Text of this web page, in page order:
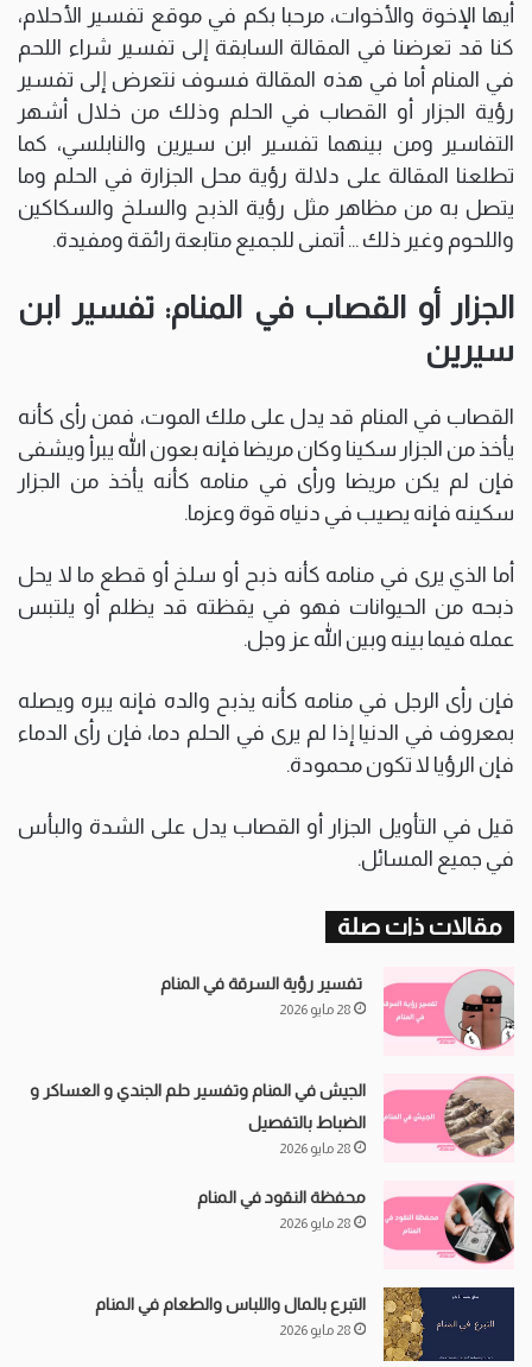
أيها الإخوة والأخوات، مرحبا بكم في موقع تفسير الأحلام،
كنا قد تعرضنا في المقالة السابقة إلى تفسير شراء اللحم
في المنام أما في هذه المقالة فسوف نتعرض إلى تفسير
رؤية الجزار أو القصاب في الحلم وذلك من خلال أشهر
التفاسير ومن بينهما تفسير ابن سيرين والنابلسي، كما
تطلعنا المقالة على دلالة رؤية محل الجزارة في الحلم وما
يتصل به من مظاهر مثل رؤية الذبح والسلخ والسكاكين
واللحوم وغير ذلك … أتمنى للجميع متابعة رائقة ومفيدة.
الجزار أو القصاب في المنام: تفسير ابن
سيرين
القصاب في المنام قد يدل على ملك الموت، فمن رأى كأنه
يأخذ من الجزار سكينا وكان مريضا فإنه بعون الله يبرأ ويشفى
فإن لم يكن مريضا ورأى في منامه كأنه يأخذ من الجزار
سكينه فإنه يصيب في دنياه قوة وعزما.
أما الذي يرى في منامه كأنه ذبح أو سلخ أو قطع ما لا يحل
ذبحه من الحيوانات فهو في يقظته قد يظلم أو يلتبس
عمله فيما بينه وبين الله عز وجل.
فإن رأى الرجل في منامه كأنه يذبح والده فإنه يبره ويصله
بمعروف في الدنيا إذا لم يرى في الحلم دما، فإن رأى الدماء
فإن الرؤيا لا تكون محمودة.
قيل في التأويل الجزار أو القصاب يدل على الشدة والبأس
في جميع المسائل.
مقالات ذات صلة
تفسير رؤية السرقة في المنام
28 مايو 2026
الجيش في المنام وتفسير حلم الجندي و العساكر و
الضباط بالتفصيل
28 مايو 2026
محفظة النقود في المنام
28 مايو 2026
التبرع بالمال واللباس والطعام في المنام
28 مايو 2026